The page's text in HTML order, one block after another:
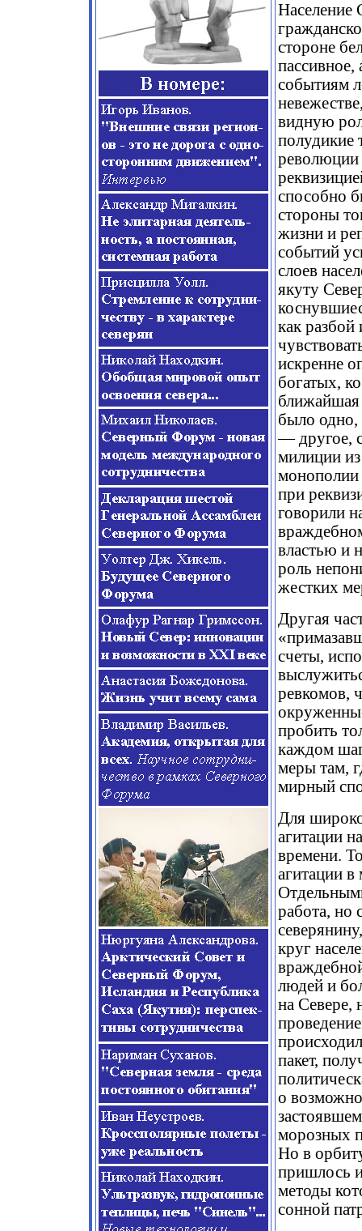
Население
стороне
пассивное,
событиям
видную
полудикие
революции
способно
стороны
жизни и
событий
слоев
якуту
как разбой
искренне
богатых,
ближайшая
было одно,
— другое,
милиции
монополии
при
говорили
властью и
роль
жестких
Другая
счеты,
ревкомов,
пробить
каждом
меры там,
мирный
Для
агитации
времени.
агитации
работа, но
круг
людей и
на Севере,
пакет,
о
морозных
Но в
пришлось
методы
сонной